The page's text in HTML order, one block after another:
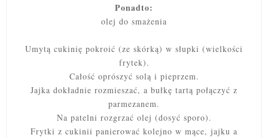
Ponadto:
olej do smażenia
Umytą cukinię pokroić (ze skórką) w słupki (wielkości
frytek).
Całość oprószyć solą i pieprzem.
Jajka dokładnie rozmieszać, a bułkę tartą połączyć z
parmezanem.
Na patelni rozgrzać olej (dosyć sporo).
Frytki z cukinii panierować kolejno w mące, jajku a